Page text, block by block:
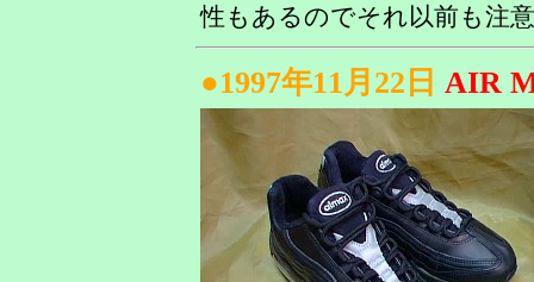
性もあるのでそれ以前も注
●1997年11月22日 AIR